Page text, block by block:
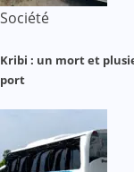
Société
Kribi : un mort et
port